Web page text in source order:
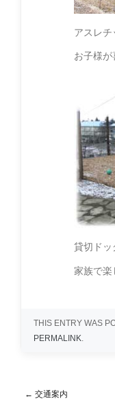
アスレチ
お子様が
貸切ドッ
家族で楽
THIS ENTRY WAS
PERMALINK
← 交通案内